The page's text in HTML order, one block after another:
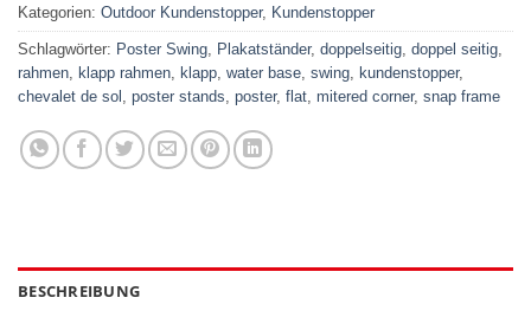
Kategorien: Outdoor Kundenstopper, Kundenstopper
Schlagwörter: Poster Swing, Plakatständer, doppelseitig, doppel seitig,
rahmen, klapp rahmen, klapp, water base, swing, kundenstopper,
chevalet de sol , poster stands, poster, flat, mitered corner, snap frame
BESCHREIBUNG